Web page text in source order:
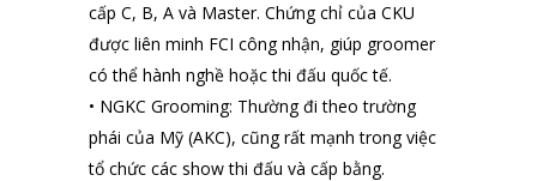
cấp C, B, A và Master. Chứng chỉ của CKU
được liên minh FCI công nhận, giúp groomer
có thể hành nghề hoặc thi đấu quốc tế.
• NGKC Grooming: Thường đi theo trường
phái của Mỹ (AKC), cũng rất mạnh trong việc
tổ chức các show thi đấu và cấp bằng.